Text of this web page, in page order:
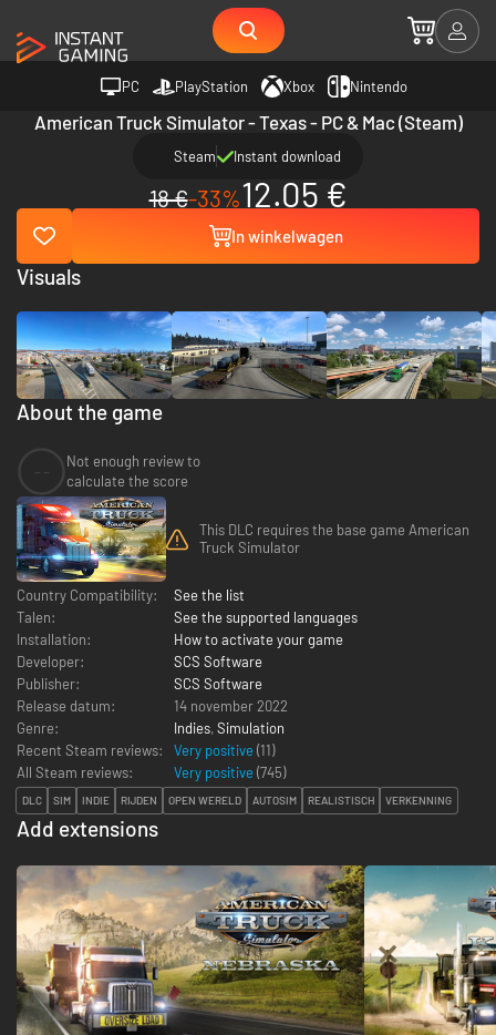
PC PlayStation Xbox Nintendo
American Truck Simulator - Texas - PC & Mac (Steam)
Steam Instant download
18 €-33%12.05 €
In winkelwagen
About the game
Not enough review to
calculate the score
This DLC requires the base game American
Truck Simulator
Country Compatibility:
See the list
Talen:
See the supported languages
Installation:
How to activate your game
Developer:
SCS Software
Publisher:
SCS Software
Release datum:
14 november 2022
Genre:
Indies, Simulation
Recent Steam reviews:
Very positive (11)
All Steam reviews:
Very positive (745)
DLC SIM INDIE RIJDEN OPEN WERELD AUTOSIM REALISTISCH VERKENNING
Add extensions
Visuals